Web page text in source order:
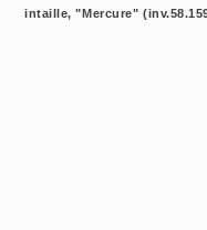
intaille, "Mercure"